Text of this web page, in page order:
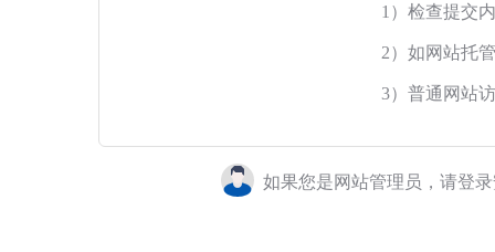
1）检查提交
2）如网站托
3）普通网站
如果您是网站管理员，请登